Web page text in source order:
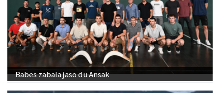
Babes zabala jaso du Ansak